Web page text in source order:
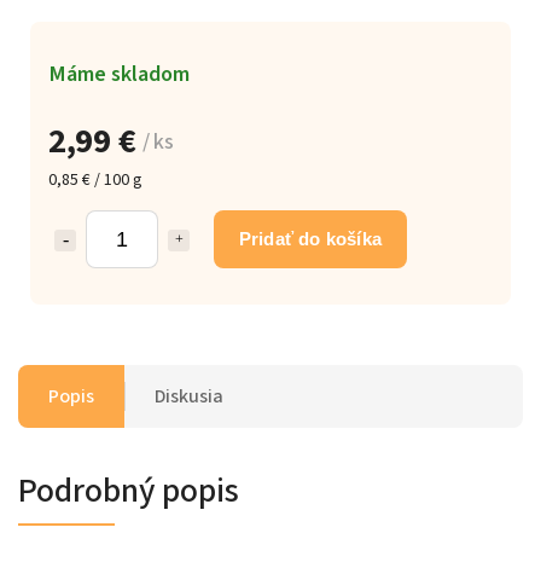
2,99 € / ks
0,85 € / 100 g
Pridať do košíka
Máme skladom
Popis Diskusia
Podrobný popis